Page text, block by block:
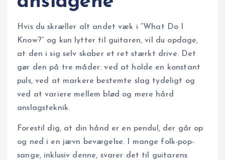
Hvis du skræller alt andet væk i “What Do I
Know?” og kun lytter til guitaren, vil du opdage,
at den i sig selv skaber et ret stærkt drive. Det
gør den på tre måder: ved at holde en konstant
puls, ved at markere bestemte slag tydeligt og
ved at variere mellem blød og mere hård
anslagsteknik.
Forestil dig, at din hånd er en pendul, der går op
og ned i en jævn bevægelse. I mange folk-pop-
sange, inklusiv denne, svarer det til guitarens